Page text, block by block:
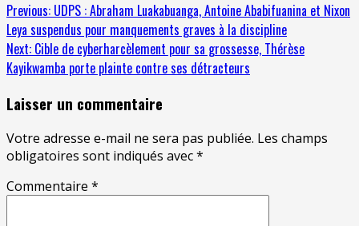
Previous: UDPS : Abraham Luakabuanga, Antoine Ababifuanina et Nixon
Leya suspendus pour manquements graves à la discipline
Next: Cible de cyberharcèlement pour sa grossesse, Thérèse
Kayikwamba porte plainte contre ses détracteurs
Laisser un commentaire
Votre adresse e-mail ne sera pas publiée. Les champs
obligatoires sont indiqués avec*
Commentaire *